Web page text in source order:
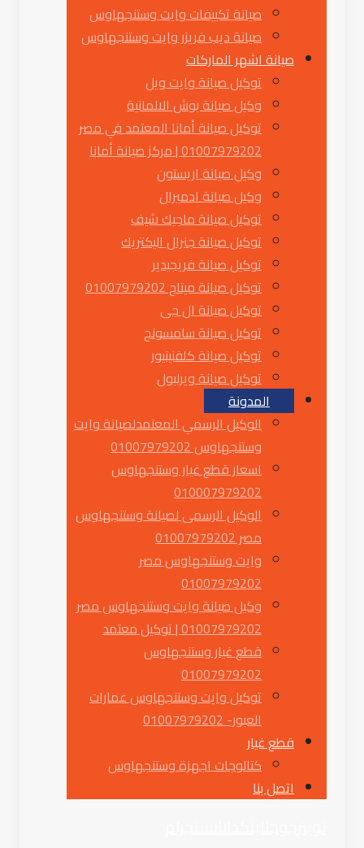
صيانة تكييفات وايت وستنجهاوس
صيانة ديب فريزر وايت وستنجهاوس
صيانة اشهر الماركات
توكيل صيانة وايت ويل
وكيل صيانة بوش الالمانية
توكيل صيانة أمانا المعتمد في مصر
01007979202 | مركز صيانة أمانا
وكيل صيانة اريستون
وكيل صيانة ادميرال
توكيل صيانة ماجيك شيف
توكيل صيانة جنرال اليكتريك
توكيل صيانة فريجيدير
توكيل صيانة ميتاج 01007979202
توكيل صيانة ال جى
توكيل صيانة سامسونج
توكيل صيانة كلفنيتيور
توكيل صيانة ويرلبول
المدونة
الوكيل الرسمي المعتمدلصيانة وايت
وستنجهاوس 01007979202
اسعار قطع غيار وستنجهاوس
010007979202
الوكيل الرسمى لصيانة وستنجهاوس
مصر 01007979202
وايت وستنجهاوس مصر
01007979202
وكيل صيانة وايت وستنجهاوس مصر
01007979202 | توكيل معتمد
قطع غيار وستنجهاوس
01007979202
توكيل وايت وستنجهاوس عمارات
العبور- 01007979202
قطع غيار
كتالوجات اجهزة وستنجهاوس
اتصل بنا